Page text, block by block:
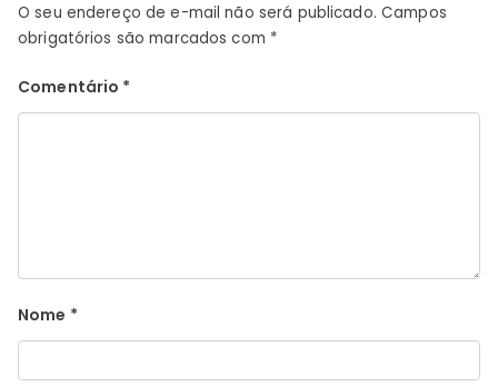
O seu endereço de e-mail não será publicado. Campos
obrigatórios são marcados com *
Comentário *
Nome *